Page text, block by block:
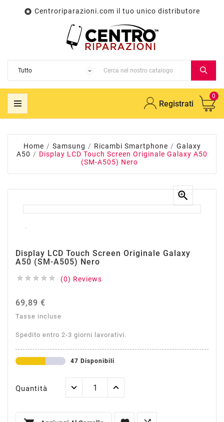
 Centroriparazioni.com il tuo unico distributore
Registrati
0
Home Samsung Ricambi Smartphone
Galaxy
A50
Display LCD Touch Screen Originale Galaxy A50
(SM-A505) Nero

Display LCD Touch Screen Originale Galaxy
A50 (SM-A505) Nero
     (0) Reviews
69,89 €
Tasse incluse
Spedito entro 2-3 giorni lavorativi.
47 Disponibili
Quantità